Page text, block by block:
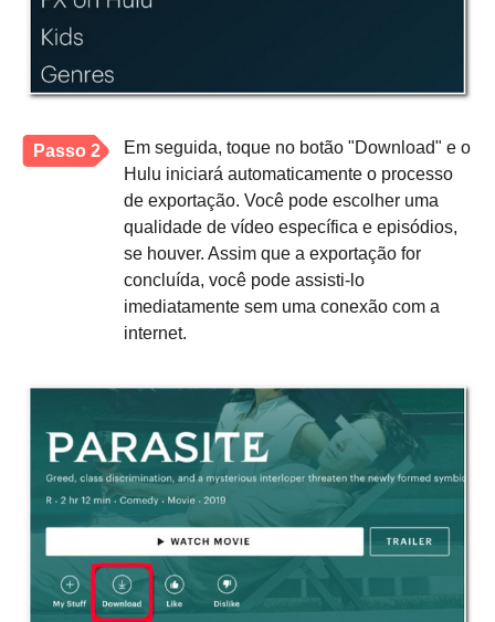
Passo 2
Em seguida, toque no botão "Download" e o
Hulu iniciará automaticamente o processo
de exportação. Você pode escolher uma
qualidade de vídeo específica e episódios,
se houver. Assim que a exportação for
concluída, você pode assisti-lo
imediatamente sem uma conexão com a
internet.